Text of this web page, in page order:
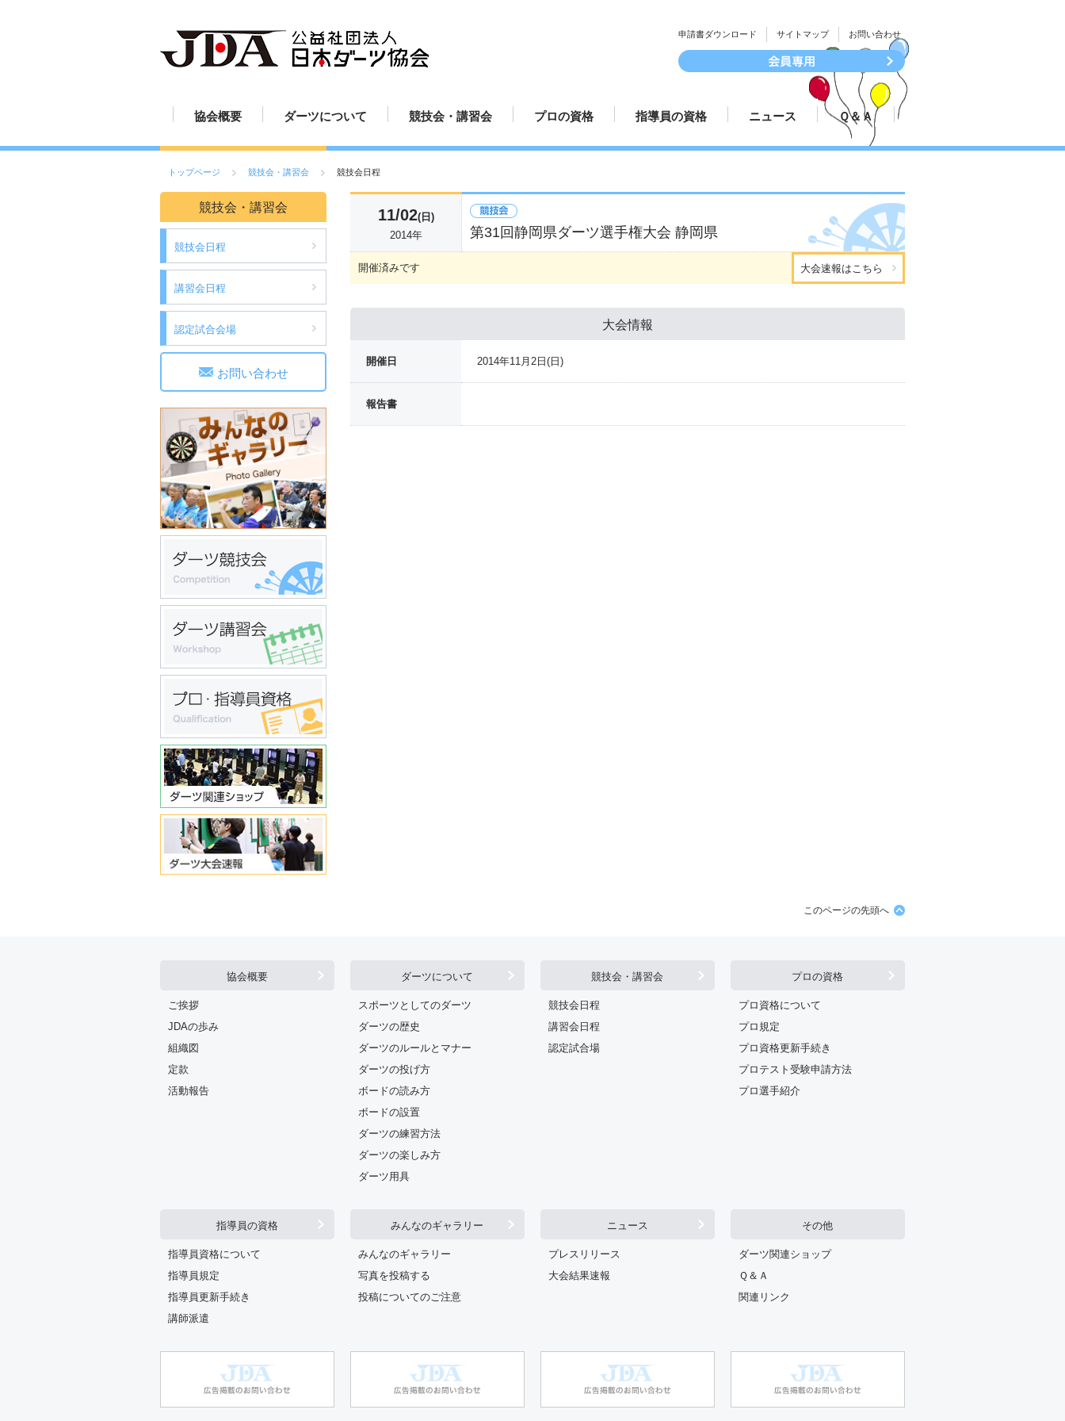
申請書ダウンロード サイトマップ お問い合わせ
協会概要
ご挨拶
JDAの歩み
組織図
定款
活動報告
ダーツについて
スポーツとしてのダーツ
ダーツの歴史
ダーツのルールとマナー
ダーツの投げ方
ボードの読み方
ボードの設置
ダーツの練習方法
ダーツの楽しみ方
ダーツ用具
競技会・講習会
競技会日程
講習会日程
認定試合場
プロの資格
プロ資格について
プロ規定
プロ資格更新手続き
プロテスト受験申請方法
プロ選手紹介
指導員の資格
指導員資格について
指導員規定
指導員更新手続き
講師派遣
ニュース
プレスリリース
大会結果速報
Ｑ＆Ａ
トップページ 競技会・講習会 競技会日程
競技会・講習会
競技会日程
講習会日程
認定試合会場
お問い合わせ
11/02(日)
2014年
第31回静岡県ダーツ選手権大会 静岡県
開催済みです 大会速報はこちら
大会情報
開催日 2014年11月2日(日)
報告書
このページの先頭へ
協会概要
ご挨拶
JDAの歩み
組織図
定款
活動報告
ダーツについて
スポーツとしてのダーツ
ダーツの歴史
ダーツのルールとマナー
ダーツの投げ方
ボードの読み方
ボードの設置
ダーツの練習方法
ダーツの楽しみ方
ダーツ用具
競技会・講習会
競技会日程
講習会日程
認定試合場
プロの資格
プロ資格について
プロ規定
プロ資格更新手続き
プロテスト受験申請方法
プロ選手紹介
指導員の資格
指導員資格について
指導員規定
指導員更新手続き
講師派遣
みんなのギャラリー
みんなのギャラリー
写真を投稿する
投稿についてのご注意
ニュース
プレスリリース
大会結果速報
その他
ダーツ関連ショップ
Ｑ＆Ａ
関連リンク